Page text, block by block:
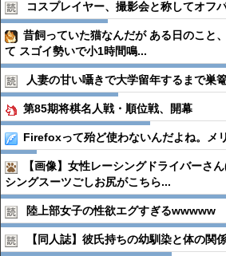
コスプレイヤー、撮影会と称してオフ
昔飼っていた猫なんだが ある日のこと
て スゴイ勢いで小1時間鳴...
人妻の甘い囁きで大学留年するまで巣
第85期将棋名人戦・順位戦、開幕
Firefoxって殆ど使わないんだよね。メ
【画像】女性レーシングドライバーさ
シングスーツごしお尻がこちら...
陸上部女子の性欲エグすぎるwwwww
【同人誌】彼氏持ちの幼馴染と体の関